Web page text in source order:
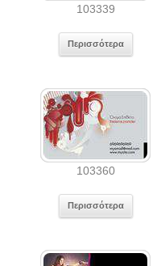
103339
Περισσότερα
103360
Περισσότερα